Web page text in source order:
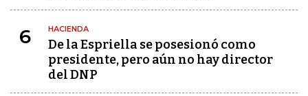
6 HACIENDA
De la Espriella se posesionó como
presidente, pero aún no hay director
del DNP